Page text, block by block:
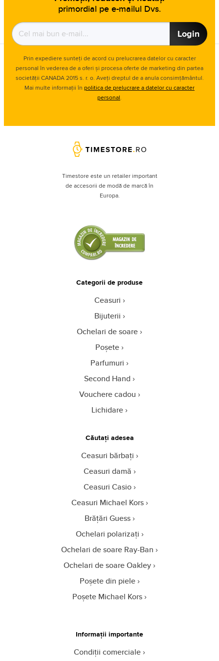
primordial pe e-mailul Dvs.
Login
Prin expediere sunteți de acord cu prelucrarea datelor cu caracter
personal în vederea de a oferi și procesa oferte de marketing din partea
societății CANADA 2015 s. r. o. Aveți dreptul de a anula consimțământul.
Mai multe informații în politica de prelucrare a datelor cu caracter
personal.
Timestore este un retailer important
de accesorii de modă de marcă în
Europa.
Categorii de produse
Ceasuri
Bijuterii
Ochelari de soare
Poșete
Parfumuri
Second Hand
Vouchere cadou
Lichidare
Căutați adesea
Ceasuri bărbați
Ceasuri damă
Ceasuri Casio
Ceasuri Michael Kors
Brățări Guess
Ochelari polarizați
Ochelari de soare Ray-Ban
Ochelari de soare Oakley
Poșete din piele
Poșete Michael Kors
Informații importante
Condiții comerciale